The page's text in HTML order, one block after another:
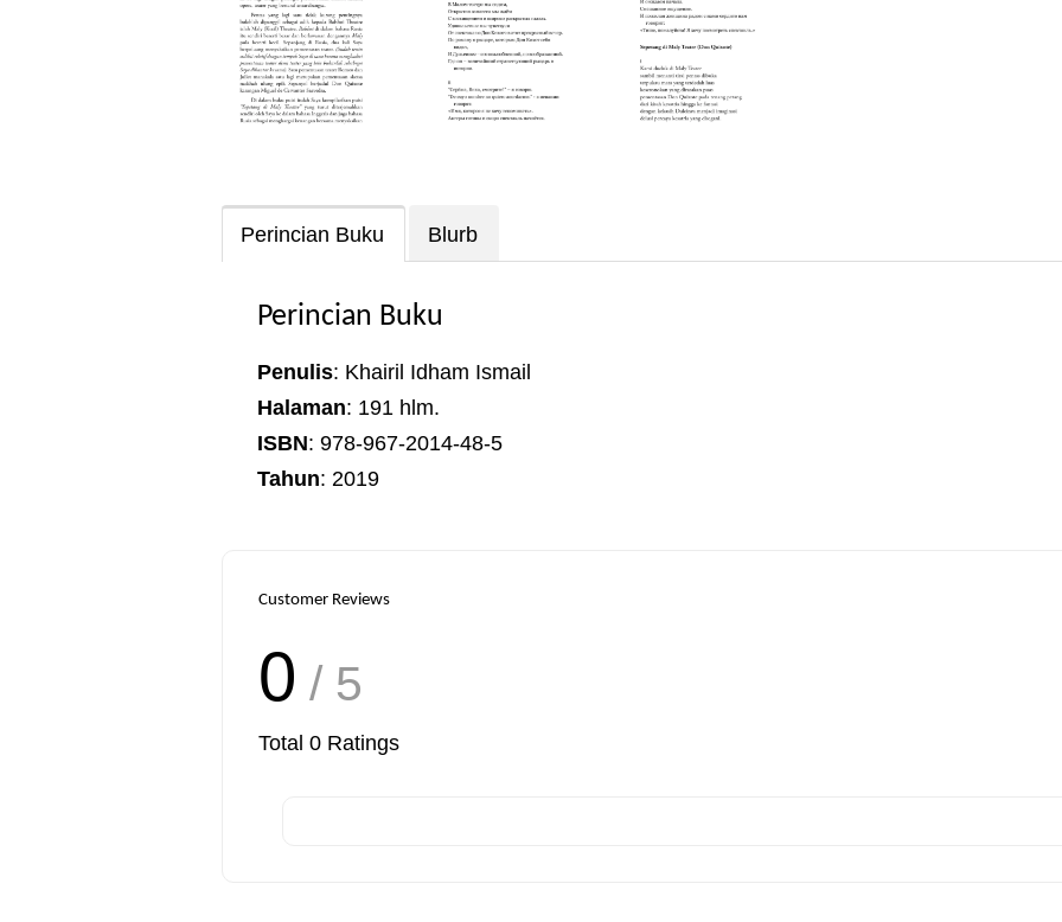
Perincian Buku Blurb
Perincian Buku
Penulis: Khairil Idham Ismail
Halaman: 191 hlm.
ISBN: 978-967-2014-48-5
Tahun: 2019
Customer Reviews
0 / 5
Total 0 Ratings